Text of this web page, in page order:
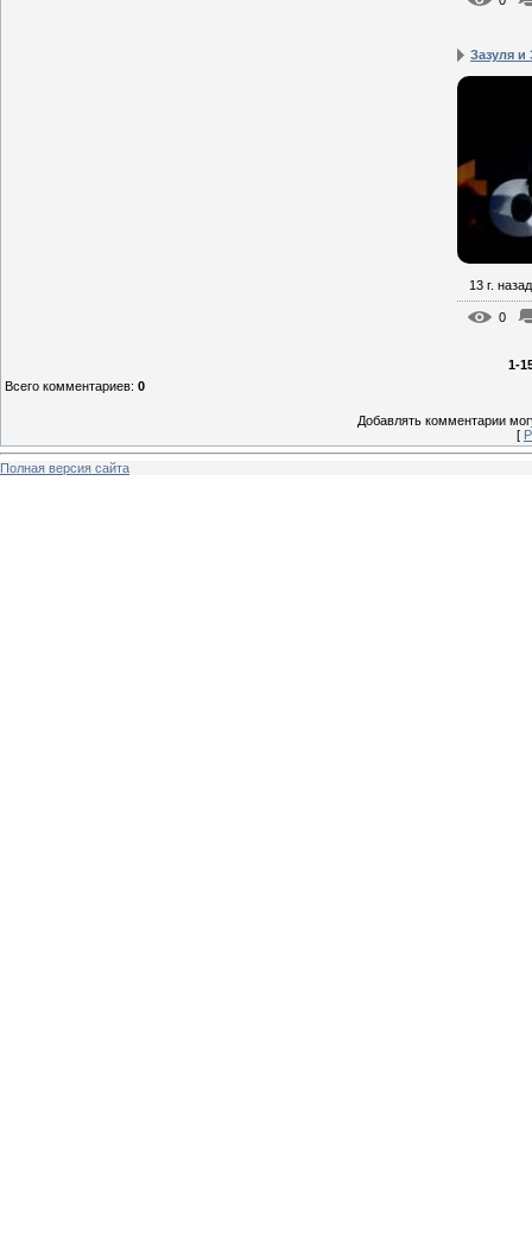
Зазуля и
13 г. назад
0
1-
Всего комментариев: 0
Добавлять комментарии
[
Полная версия сайта